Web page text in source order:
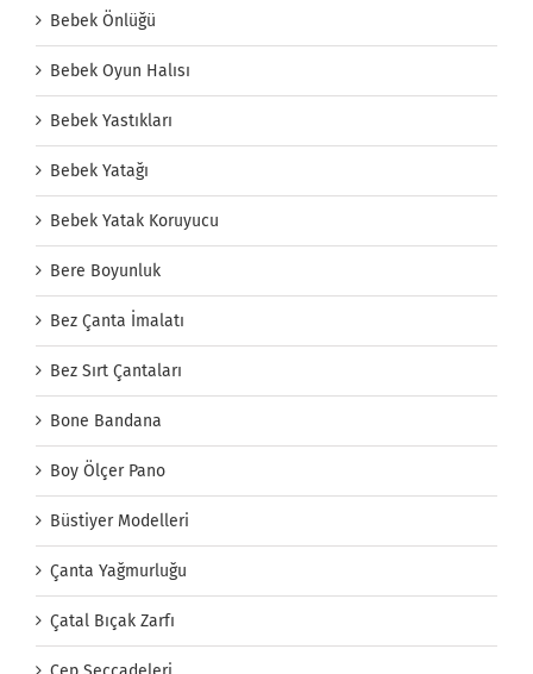
Bebek Önlüğü
Bebek Oyun Halısı
Bebek Yastıkları
Bebek Yatağı
Bebek Yatak Koruyucu
Bere Boyunluk
Bez Çanta İmalatı
Bez Sırt Çantaları
Bone Bandana
Boy Ölçer Pano
Büstiyer Modelleri
Çanta Yağmurluğu
Çatal Bıçak Zarfı